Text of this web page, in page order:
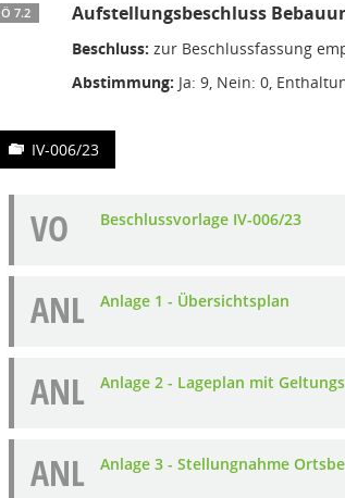
Ö 7.2 Aufstellungsbeschluss
Beschluss: zur Beschlussfassung
Abstimmung: Ja: 9, Nein: 0,
IV-006/23
VO Beschlussvorlage IV-006/23
ANL Anlage 1 - Übersichtsplan
ANL Anlage 2 - Lageplan mit
ANL Anlage 3 - Stellungnahme